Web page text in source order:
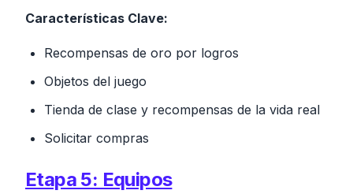
Características Clave:
Recompensas de oro por logros
Objetos del juego
Tienda de clase y recompensas de la vida real
Solicitar compras
Etapa 5: Equipos